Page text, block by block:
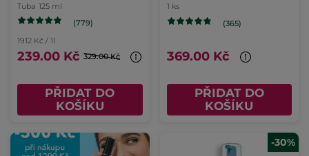
Tuba 125 ml
(779)
1912 Kč / 1l
239.00 Kč 329.00 Kč
PŘIDAT DO
KOŠÍKU
1 ks
(365)
369.00 Kč
PŘIDAT DO
KOŠÍKU
-30%